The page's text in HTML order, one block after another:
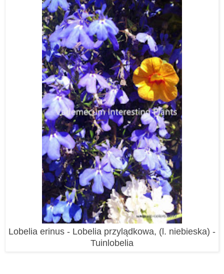
Lobelia erinus - Lobelia przylądkowa, (l. niebieska) -
Tuinlobelia